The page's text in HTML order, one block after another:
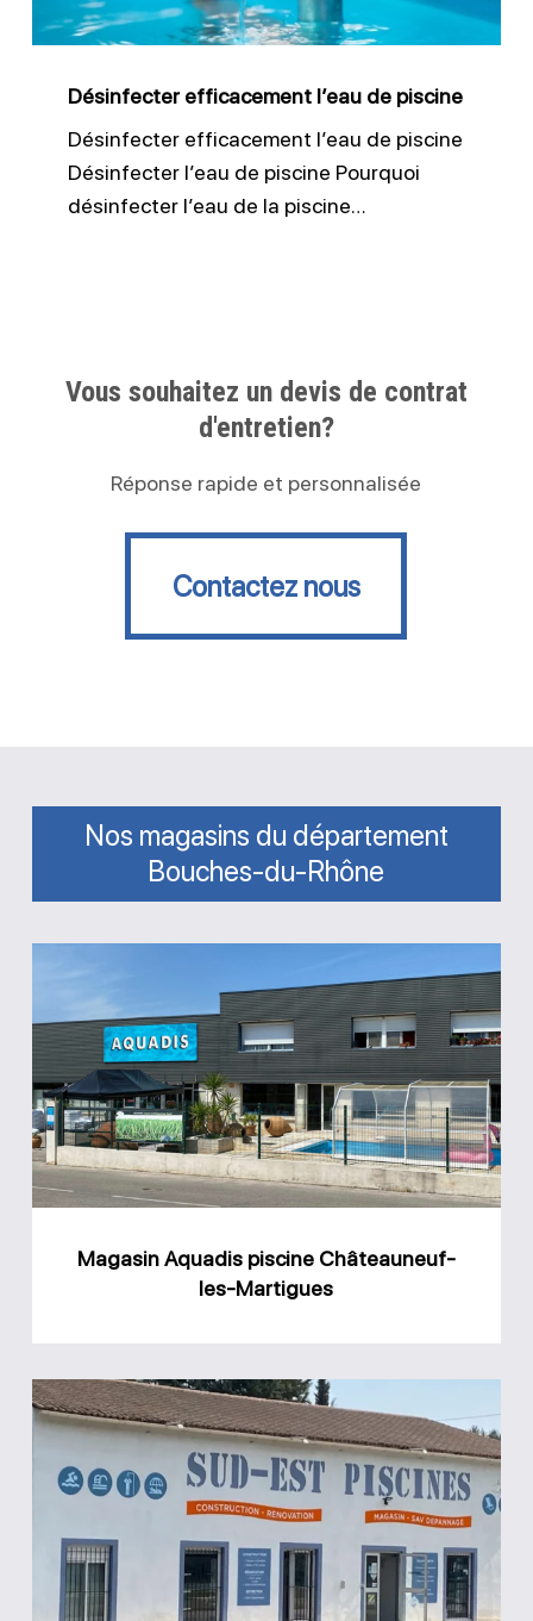
Désinfecter efficacement l’eau de piscine
Désinfecter efficacement l’eau de piscine
Désinfecter l’eau de piscine Pourquoi
désinfecter l’eau de la piscine…
Vous souhaitez un devis de contrat
d'entretien?
Réponse rapide et personnalisée
Contactez nous
Contactez nous
Nos magasins du département
Bouches-du-Rhône
Aquadis
piscine
Châteauneuf-
les-
Martigues
Magasin Aquadis piscine Châteauneuf-
les-Martigues
Magasin
Sud
Est
Piscines
Ventabren